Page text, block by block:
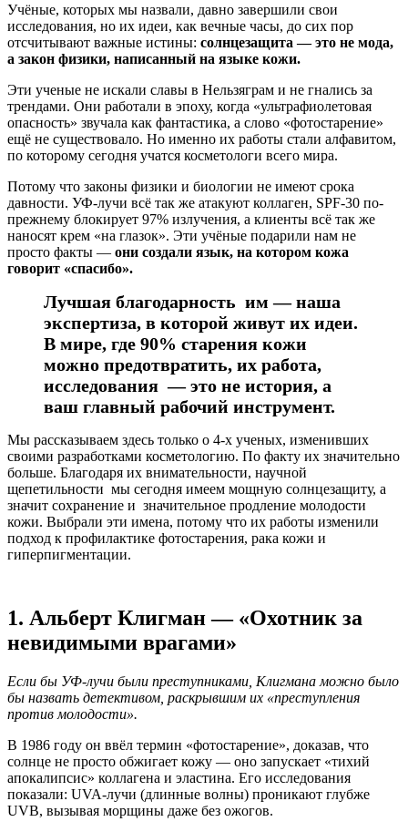
Учёные, которых мы назвали, давно завершили свои
исследования, но их идеи, как вечные часы, до сих пор
отсчитывают важные истины: солнцезащита — это не мода,
а закон физики, написанный на языке кожи.
Эти ученые не искали славы в Нельзяграм и не гнались за
трендами. Они работали в эпоху, когда «ультрафиолетовая
опасность» звучала как фантастика, а слово «фотостарение»
ещё не существовало. Но именно их работы стали алфавитом,
по которому сегодня учатся косметологи всего мира.
Потому что законы физики и биологии не имеют срока
давности. УФ-лучи всё так же атакуют коллаген, SPF-30 по-
прежнему блокирует 97% излучения, а клиенты всё так же
наносят крем «на глазок». Эти учёные подарили нам не
просто факты — они создали язык, на котором кожа
говорит «спасибо».
Лучшая благодарность им — наша
экспертиза, в которой живут их идеи.
В мире, где 90% старения кожи
можно предотвратить, их работа,
исследования — это не история, а
ваш главный рабочий инструмент.
Мы рассказываем здесь только о 4-х ученых, изменивших
своими разработками косметологию. По факту их значительно
больше. Благодаря их внимательности, научной
щепетильности мы сегодня имеем мощную солнцезащиту, а
значит сохранение и значительное продление молодости
кожи. Выбрали эти имена, потому что их работы изменили
подход к профилактике фотостарения, рака кожи и
гиперпигментации.
1. Альберт Клигман — «Охотник за
невидимыми врагами»
Если бы УФ-лучи были преступниками, Клигмана можно было
бы назвать детективом, раскрывшим их «преступления
против молодости».
В 1986 году он ввёл термин «фотостарение», доказав, что
солнце не просто обжигает кожу — оно запускает «тихий
апокалипсис» коллагена и эластина. Его исследования
показали: UVA-лучи (длинные волны) проникают глубже
UVB, вызывая морщины даже без ожогов.